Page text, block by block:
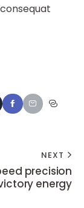
NEXT
precision
energy